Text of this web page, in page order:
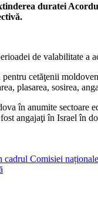
dura­tei
de valabilitate a
cetăţenii
plasarea, sosirea,
în anumite sectoare
angajaţi în Israel în
Comisiei